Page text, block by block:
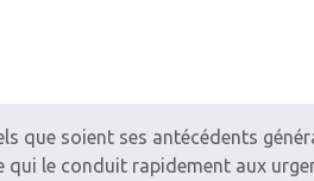
que soient ses antécédents
le conduit rapidement aux